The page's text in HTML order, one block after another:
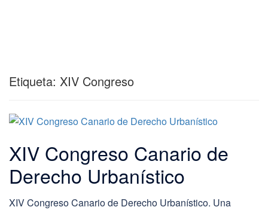
Etiqueta: XIV Congreso
XIV Congreso Canario de
Derecho Urbanístico
XIV Congreso Canario de Derecho Urbanístico. Una